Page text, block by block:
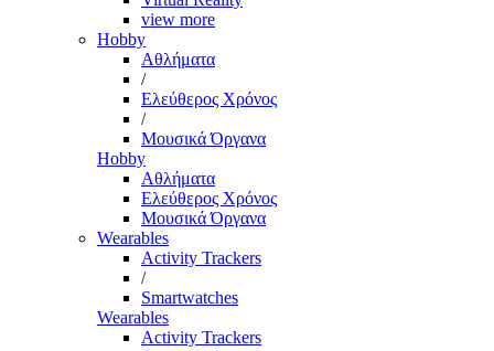
view more
Hobby
Αθλήματα
/
Ελεύθερος Χρόνος
/
Μουσικά Όργανα
Hobby
Αθλήματα
Ελεύθερος Χρόνος
Μουσικά Όργανα
Wearables
Activity Trackers
/
Smartwatches
Wearables
Activity Trackers